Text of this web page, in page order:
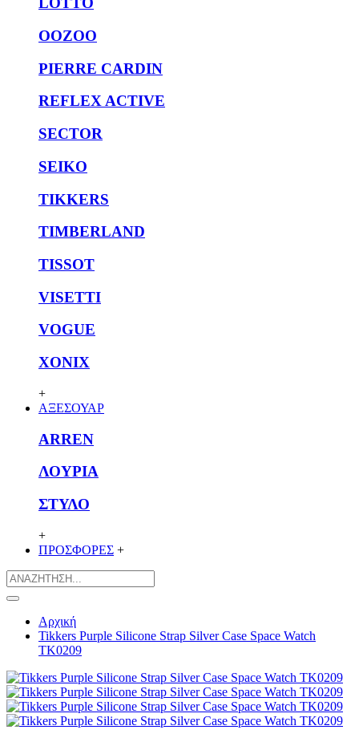
OOZOO
PIERRE CARDIN
REFLEX ACTIVE
SECTOR
SEIKO
TIKKERS
TIMBERLAND
TISSOT
VISETTI
VOGUE
XONIX
+
ΑΞΕΣΟΥΑΡ
ARREN
ΛΟΥΡΙΑ
ΣΤΥΛΟ
+
ΠΡΟΣΦΟΡΕΣ +
Αρχική
Tikkers Purple Silicone Strap Silver Case Space Watch
TK0209